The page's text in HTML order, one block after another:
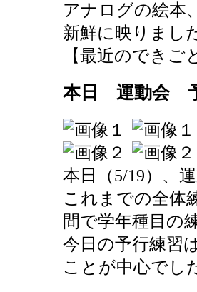
アナログの絵本
新鮮に映りまし
【最近のできご
本日 運動会
本日（5/19）、
これまでの全体
間で学年種目の
今日の予行練習
ことが中心でし